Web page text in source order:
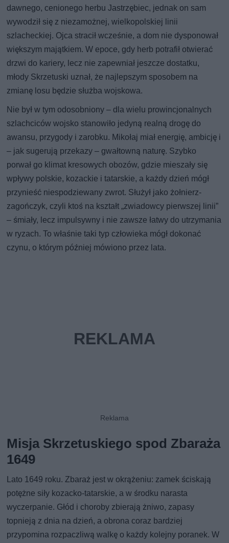
dawnego, cenionego herbu Jastrzębiec, jednak on sam
wywodził się z niezamożnej, wielkopolskiej linii
szlacheckiej. Ojca stracił wcześnie, a dom nie dysponował
większym majątkiem. W epoce, gdy herb potrafił otwierać
drzwi do kariery, lecz nie zapewniał jeszcze dostatku,
młody Skrzetuski uznał, że najlepszym sposobem na
zmianę losu będzie służba wojskowa.
Nie był w tym odosobniony – dla wielu prowincjonalnych
szlachciców wojsko stanowiło jedyną realną drogę do
awansu, przygody i zarobku. Mikołaj miał energię, ambicję i
– jak sugerują przekazy – gwałtowną naturę. Szybko
porwał go klimat kresowych obozów, gdzie mieszały się
wpływy polskie, kozackie i tatarskie, a każdy dzień mógł
przynieść niespodziewany zwrot. Służył jako żołnierz-
zagończyk, czyli ktoś na kształt „zwiadowcy pierwszej linii”
– śmiały, lecz impulsywny i nie zawsze łatwy do utrzymania
w ryzach. To właśnie taki typ człowieka mógł dokonać
czynu, o którym później mówiono przez lata.
Misja Skrzetuskiego spod Zbaraża
1649
Lato 1649 roku. Zbaraż jest w okrążeniu: zamek ściskają
potężne siły kozacko-tatarskie, a w środku narasta
wyczerpanie. Głód i choroby zbierają żniwo, zapasy
topnieją z dnia na dzień, a obrona coraz bardziej
przypomina rozpaczliwą walkę o każdy kolejny poranek. W